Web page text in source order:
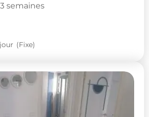
semaines
(Fixe)